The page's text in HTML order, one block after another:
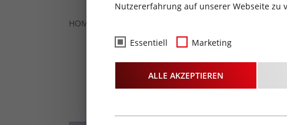
HOME
Chill
Nutzererfahrung auf unserer Webseite zu
Essentiell Marketing
ALLE AKZEPTIEREN